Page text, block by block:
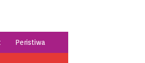
Peristiwa